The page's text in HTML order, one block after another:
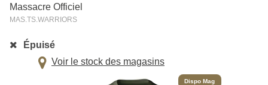
Massacre Officiel
MAS.TS.WARRIORS
Épuisé
Voir le stock des magasins
Dispo Mag